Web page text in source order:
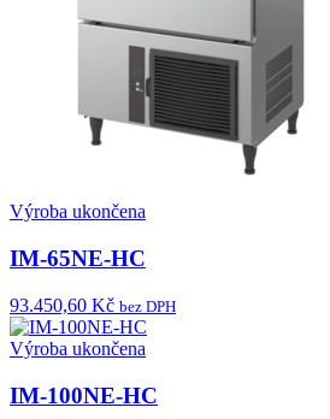
Výroba ukončena
IM-65NE-HC
93.450,60 Kč bez DPH
Výroba ukončena
IM-100NE-HC